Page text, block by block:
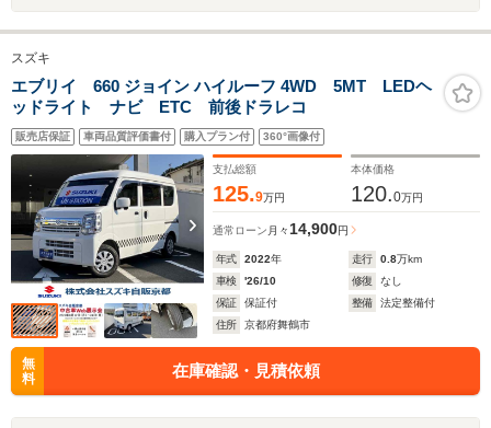
スズキ
エブリイ 660 ジョイン ハイルーフ 4WD 5MT LEDヘ
ッドライト ナビ ETC 前後ドラレコ
販売店保証 車両品質評価書付 購入プラン付 360°画像付
支払総額
125.9万円
本体価格
120.0万円
通常ローン 月々 14,900円
年式 2022年 走行 0.8万km
車検
'26/10 修復
なし
保証
保証付 整備
法定整備付
住所
京都府舞鶴市
無
料
在庫確認・見積依頼